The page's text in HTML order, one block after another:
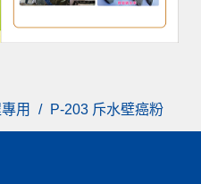
用 / P-203 斥水壁癌粉